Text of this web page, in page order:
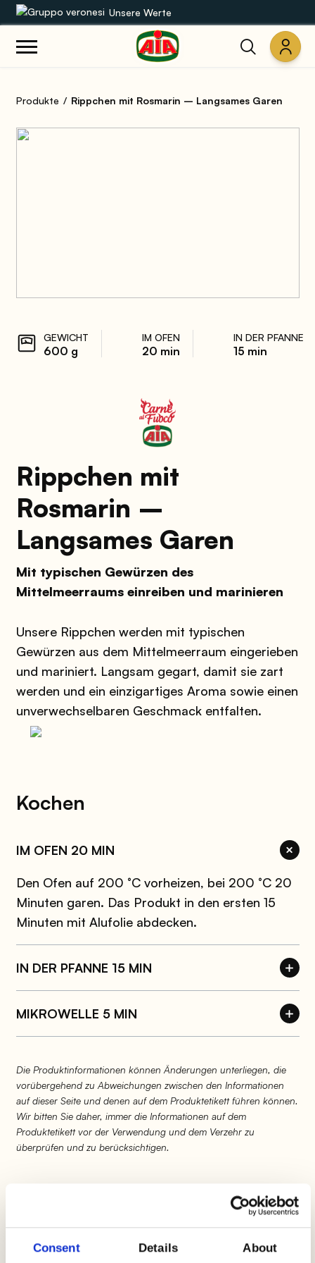
Consent Details About
Unsere Werte
Rezepte
Produkte Rippchen mit Rosmarin – Langsames Garen
GEWICHT
600 g
IM OFEN
20 min
IN DER PFANNE
15 min
Rippchen mit
Rosmarin –
Langsames Garen
Mit typischen Gewürzen des
Mittelmeerraums einreiben und marinieren
Unsere Rippchen werden mit typischen
Gewürzen aus dem Mittelmeerraum eingerieben
und mariniert. Langsam gegart, damit sie zart
werden und ein einzigartiges Aroma sowie einen
unverwechselbaren Geschmack entfalten.
Kochen
IM OFEN 20 MIN
Den Ofen auf 200 °C vorheizen, bei 200 °C 20
Minuten garen. Das Produkt in den ersten 15
Minuten mit Alufolie abdecken.
IN DER PFANNE 15 MIN
MIKROWELLE 5 MIN
Die Produktinformationen können Änderungen unterliegen, die
vorübergehend zu Abweichungen zwischen den Informationen
auf dieser Seite und denen auf dem Produktetikett führen können.
Wir bitten Sie daher, immer die Informationen auf dem
Produktetikett vor der Verwendung und dem Verzehr zu
überprüfen und zu berücksichtigen.
Ideen mit Gekochte